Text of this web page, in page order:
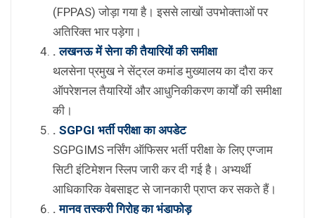
(FPPAS) जोड़ा गया है। इससे लाखों उपभोक्ताओं पर
अतिरिक्त भार पड़ेगा।
. लखनऊ में सेना की तैयारियों की समीक्षा
थलसेना प्रमुख ने सेंट्रल कमांड मुख्यालय का दौरा कर
ऑपरेशनल तैयारियों और आधुनिकीकरण कार्यों की समीक्षा
की।
. SGPGI भर्ती परीक्षा का अपडेट
SGPGIMS नर्सिंग ऑफिसर भर्ती परीक्षा के लिए एग्जाम
सिटी इंटिमेशन स्लिप जारी कर दी गई है। अभ्यर्थी
आधिकारिक वेबसाइट से जानकारी प्राप्त कर सकते हैं।
.मानव तस्करी गिरोह का भंडाफोड़